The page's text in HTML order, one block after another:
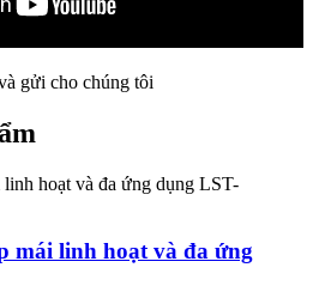
gửi cho chúng tôi
mái linh hoạt và đa ứng